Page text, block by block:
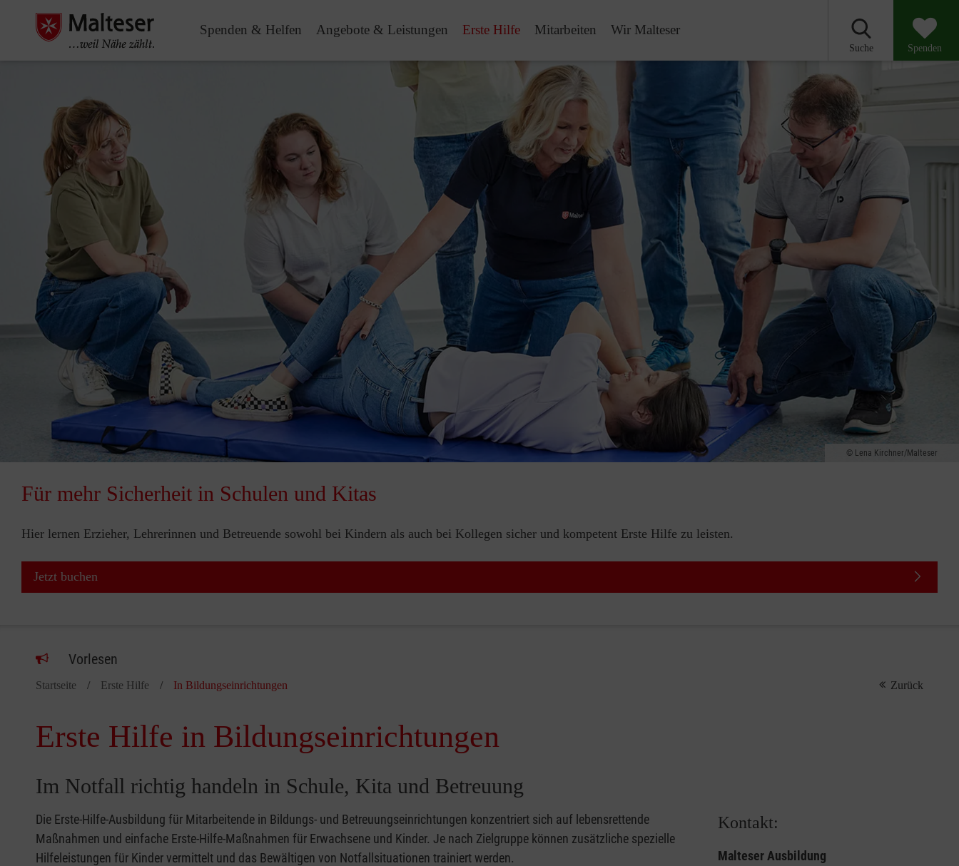
Spenden & Helfen Angebote & Leistungen Erste Hilfe Mitarbeiten Wir Malteser
Suche Spenden
Lena Kirchner/Malteser
Für mehr Sicherheit in Schulen und Kitas
Hier lernen Erzieher, Lehrerinnen und Betreuende sowohl bei Kindern als auch bei Kollegen sicher und kompetent Erste Hilfe zu leisten.
Jetzt buchen
Vorlesen
Startseite Erste Hilfe In Bildungseinrichtungen Zurück
Erste Hilfe in Bildungseinrichtungen
Im Notfall richtig handeln in Schule, Kita und Betreuung
Die Erste-Hilfe-Ausbildung für Mitarbeitende in Bildungs- und Betreuungseinrichtungen konzentriert sich auf lebensrettende
Maßnahmen und einfache Erste-Hilfe-Maßnahmen für Erwachsene und Kinder. Je nach Zielgruppe können zusätzliche spezielle
Hilfeleistungen für Kinder vermittelt und das Bewältigen von Notfallsituationen trainiert werden.
Kontakt:
Malteser Ausbildung